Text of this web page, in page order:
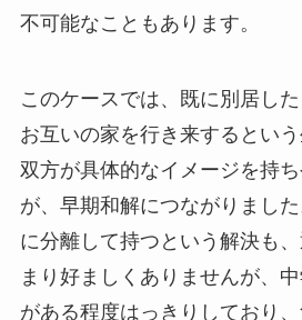
不可能なこともあります。
このケースでは、既に別居した
お互いの家を行き来するという
双方が具体的なイメージを持
が、早期和解につながりまし
に分離して持つという解決も
まり好ましくありませんが、
がある程度はっきりしており